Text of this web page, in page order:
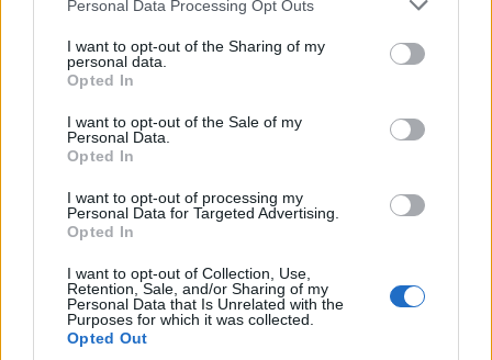
not limited to your visit or usage behaviour. You may click to
grant or deny consent to Google and its third-party tags to
use your data for below specified purposes in below Google
consent section.
Personal Data Processing Opt Outs
I want to opt-out of the Sharing of my
personal data.
Opted In
I want to opt-out of the Sale of my
Personal Data.
Opted In
I want to opt-out of processing my
Personal Data for Targeted Advertising.
Opted In
I want to opt-out of Collection, Use,
Retention, Sale, and/or Sharing of my
Personal Data that Is Unrelated with the
Purposes for which it was collected.
Opted Out
efficace, portata verso l’adozione.
La misurazione avviene su due livelli. A livello di
base alla natura dell’iniziativa. A livello di
portafoglio, invece, utilizza indicatori legati al
funnel: generazione di idee, sviluppo progettuale e
conclusione dei progetti. Quest’ultima viene
sia in caso di esito negativo, perché anche un
progetto non riuscito può produrre apprendimento
se gestito correttamente.